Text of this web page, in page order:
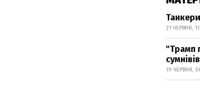
21 ЧЕРВНЯ,
"Трамп
19 ЧЕРВНЯ,